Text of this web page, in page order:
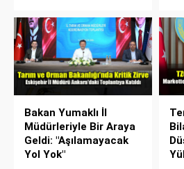
Bakan Yumaklı İl
Müdürleriyle Bir Araya
Geldi: "Aşılamayacak
Yol Yok"